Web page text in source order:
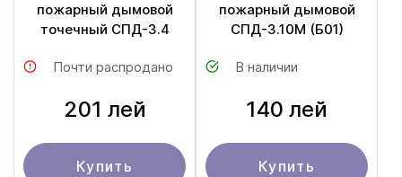
пожарный дымовой
точечный СПД-3.4
Почти распродано
201 лей
Купить
пожарный дымовой
СПД-3.10M (Б01)
В наличии
140 лей
Купить